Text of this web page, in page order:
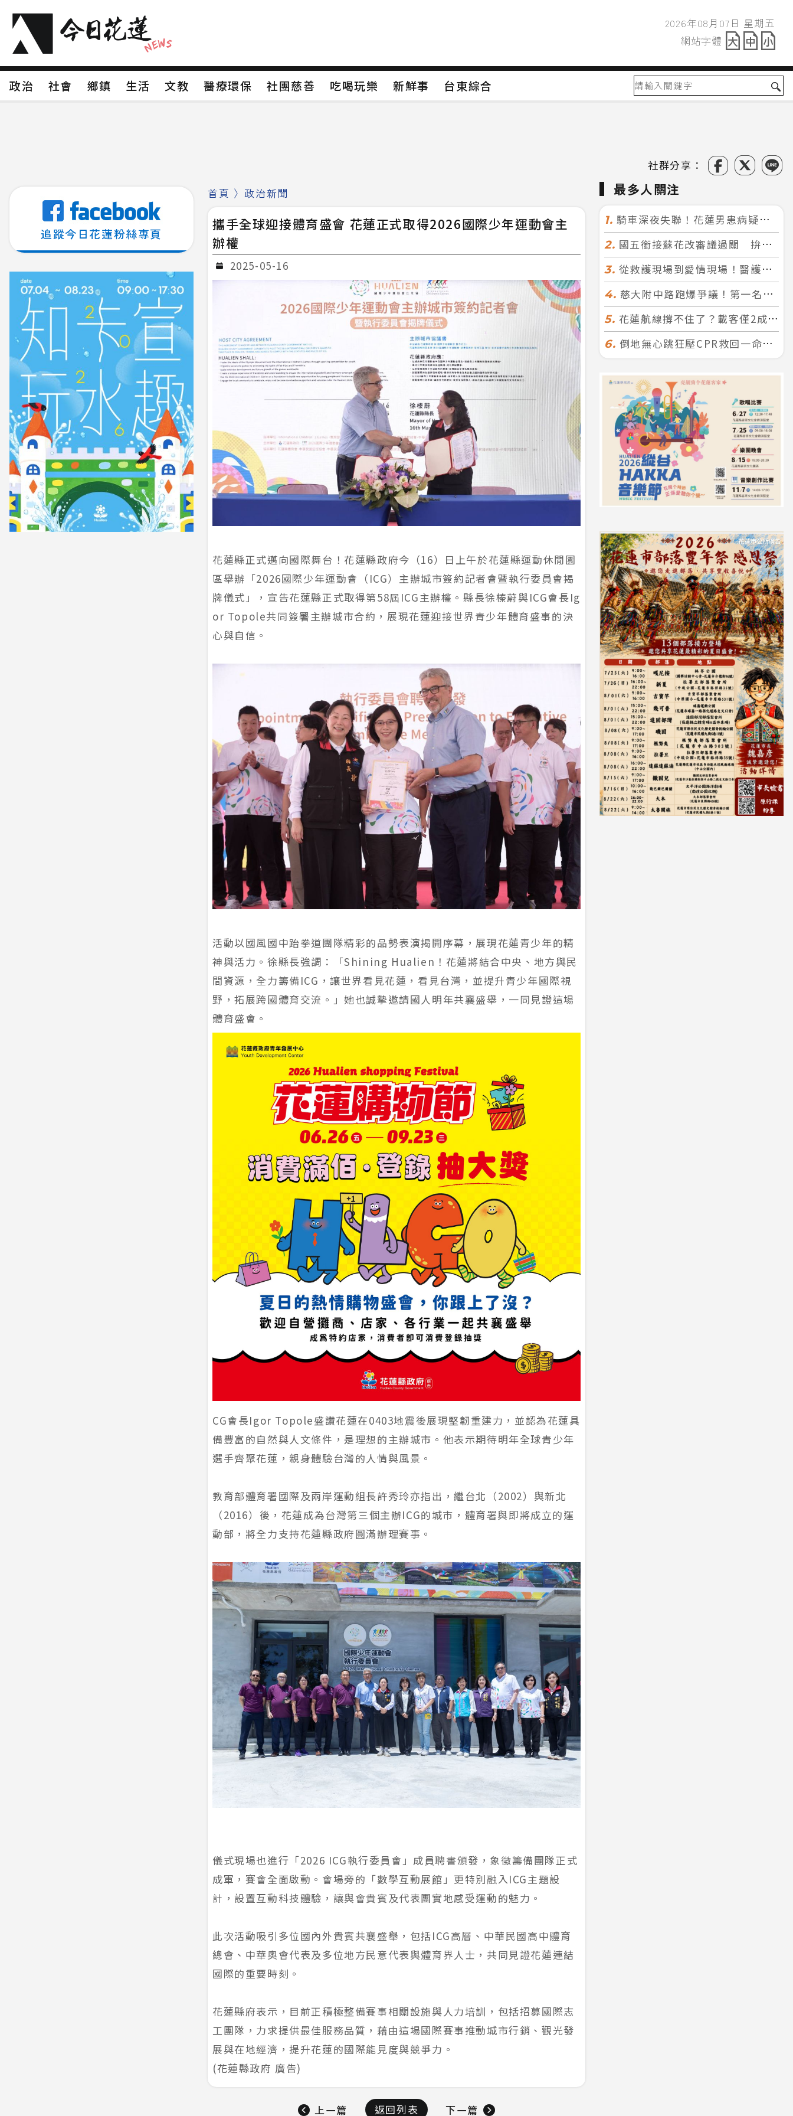
2026年08月07日
網站字體
政治 社會 鄉鎮 生活 文教 醫療環保 社團慈善 吃喝玩樂 新鮮事
台東綜合
社群分享：
追蹤今日花蓮粉絲專頁
首頁 〉 政治新聞
攜手全球迎接體育盛會 花蓮正式取得2026國際少年運動會主
辦權
2025-05-16
花蓮縣正式邁向國際舞台！花蓮縣政府今（16）日上午於花蓮縣運動休閒園
區舉辦「2026國際少年運動會（ICG）主辦城市簽約記者會暨執行委員會揭
牌儀式」，宣告花蓮縣正式取得第58屆ICG主辦權。縣長徐榛蔚與ICG會長Ig
or Topole共同簽署主辦城市合約，展現花蓮迎接世界青少年體育盛事的決
心與自信。
活動以國風國中跆拳道團隊精彩的品勢表演揭開序幕，展現花蓮青少年的精
神與活力。徐縣長強調：「Shining Hualien！花蓮將結合中央、地方與民
間資源，全力籌備ICG，讓世界看見花蓮，看見台灣，並提升青少年國際視
野，拓展跨國體育交流。」她也誠摯邀請國人明年共襄盛舉，一同見證這場
體育盛會。
CG會長Igor Topole盛讚花蓮在0403地震後展現堅韌重建力，並認為花蓮具
備豐富的自然與人文條件，是理想的主辦城市。他表示期待明年全球青少年
選手齊聚花蓮，親身體驗台灣的人情與風景。
教育部體育署國際及兩岸運動組長許秀玲亦指出，繼台北（2002）與新北
（2016）後，花蓮成為台灣第三個主辦ICG的城市，體育署與即將成立的運
動部，將全力支持花蓮縣政府圓滿辦理賽事。
儀式現場也進行「2026 ICG執行委員會」成員聘書頒發，象徵籌備團隊正式
成軍，賽會全面啟動。會場旁的「數學互動展館」更特別融入ICG主題設
計，設置互動科技體驗，讓與會貴賓及代表團實地感受運動的魅力。
此次活動吸引多位國內外貴賓共襄盛舉，包括ICG高層、中華民國高中體育
總會、中華奧會代表及多位地方民意代表與體育界人士，共同見證花蓮連結
國際的重要時刻。
花蓮縣府表示，目前正積極整備賽事相關設施與人力培訓，包括招募國際志
工團隊，力求提供最佳服務品質，藉由這場國際賽事推動城市行銷、觀光發
展與在地經濟，提升花蓮的國際能見度與競爭力。
(花蓮縣政府 廣告)
上一篇 返回列表 下一篇
最多人關注
1. 騎車深夜失聯！花蓮男患病疑迷途 警徒步百米急尋救回一命
2. 國五銜接蘇花改審議過關 拚明年七月前開工！台北花蓮2小時生活圈成形
3. 從救護現場到愛情現場！醫護×消防浪漫聯誼 32人配對成功5對
4. 慈大附中路跑爆爭議！第一名遭拔又改並列 家長怒：難以接受
5. 花蓮航線撐不住了？載客僅2成、年虧7000萬 華信喊：真的快飛不下去
6. 倒地無心跳狂壓CPR救回一命！警手傷撕裂仍不放手 竟救到藝人何篤霖哥哥
2026年08月07日 星期五
網站字體
政治 社會 鄉鎮 生活 文教 醫療環保 社團慈善 吃喝玩樂 新鮮事 台東綜合